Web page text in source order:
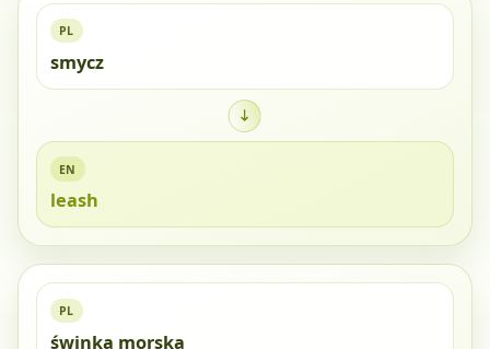
PL
smycz
EN
leash
PL
świnka morska